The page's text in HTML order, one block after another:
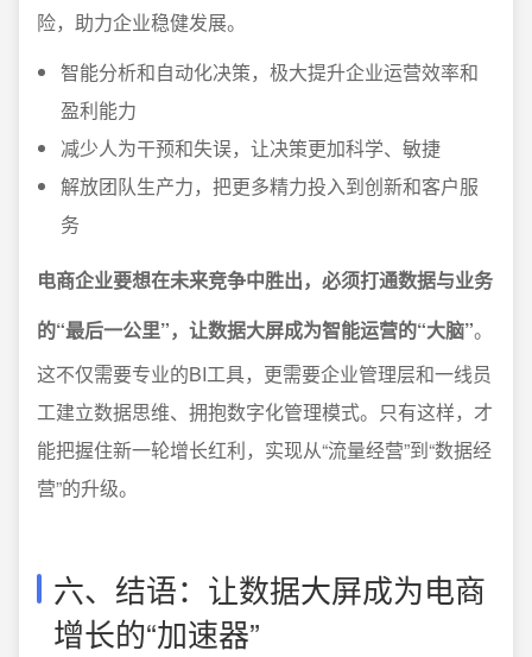
险，助力企业稳健发展。
智能分析和自动化决策，极大提升企业运营效率和
盈利能力
减少人为干预和失误，让决策更加科学、敏捷
解放团队生产力，把更多精力投入到创新和客户服
务
电商企业要想在未来竞争中胜出，必须打通数据与业务
的“最后一公里”，让数据大屏成为智能运营的“大脑”。
这不仅需要专业的BI工具，更需要企业管理层和一线员
工建立数据思维、拥抱数字化管理模式。只有这样，才
能把握住新一轮增长红利，实现从“流量经营”到“数据经
营”的升级。
六、结语：让数据大屏成为电商
增长的“加速器”